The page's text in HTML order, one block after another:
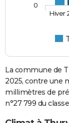
Hiver
0
La commune de
2025, contre une
millimètres de
n°27 799 du